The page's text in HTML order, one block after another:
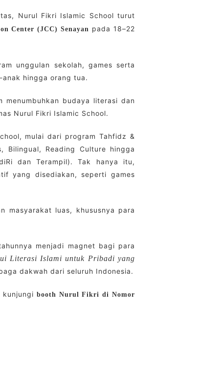
Nurul Fikri Islamic School turut
Center (JCC) Senayan pada 18–22
unggulan sekolah, games serta
hingga orang tua.
budaya literasi dan
Nurul Fikri Islamic School.
mulai dari program Tahfidz &
Bilingual, Reading Culture hingga
dan Terampil). Tak hanya itu,
yang disediakan, seperti games
masyarakat luas, khususnya para
menjadi magnet bagi para
Literasi Islami untuk Pribadi yang
dakwah dari seluruh Indonesia.
kunjungi booth Nurul Fikri di Nomor